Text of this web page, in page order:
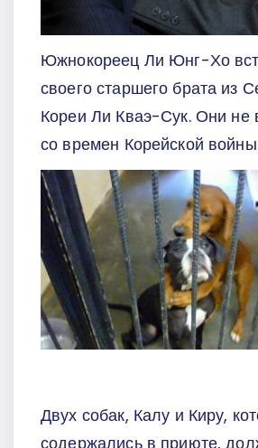
Южнокореец Ли Юнг-Хо
своего старшего брата из
Кореи Ли Кваэ-Сук. Они не
со времен Корейской
Двух собак, Калу и Киру,
содержались в приюте,